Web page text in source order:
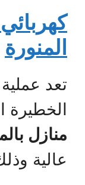
المنورة
تعد
الخطيرة
منازل
عالية